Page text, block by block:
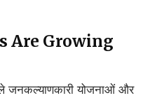
Are Growing
जनकल्याणकारी योजनाओं और